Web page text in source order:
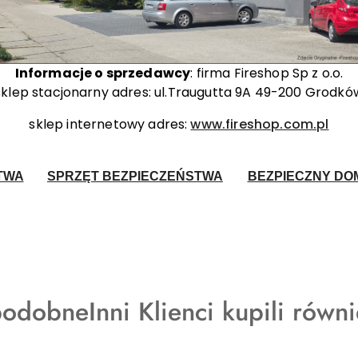
Informacje o sprzedawcy: firma Fireshop Sp z o.o.
stacjonarny adres: ul.Traugutta 9A 49-200
sklep internetowy adres:www.fireshop.com.pl
SPRZĘT BEZPIECZEŃSTWA BEZPIECZNY
Produkty
Inni Klienci kupili